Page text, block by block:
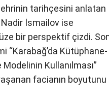
tarihçesini anlatan
İsmailov ise
bir perspektif çizdi.
“Karabağ’da Kütüphane-
Kullanılması”
facianın boyutunu